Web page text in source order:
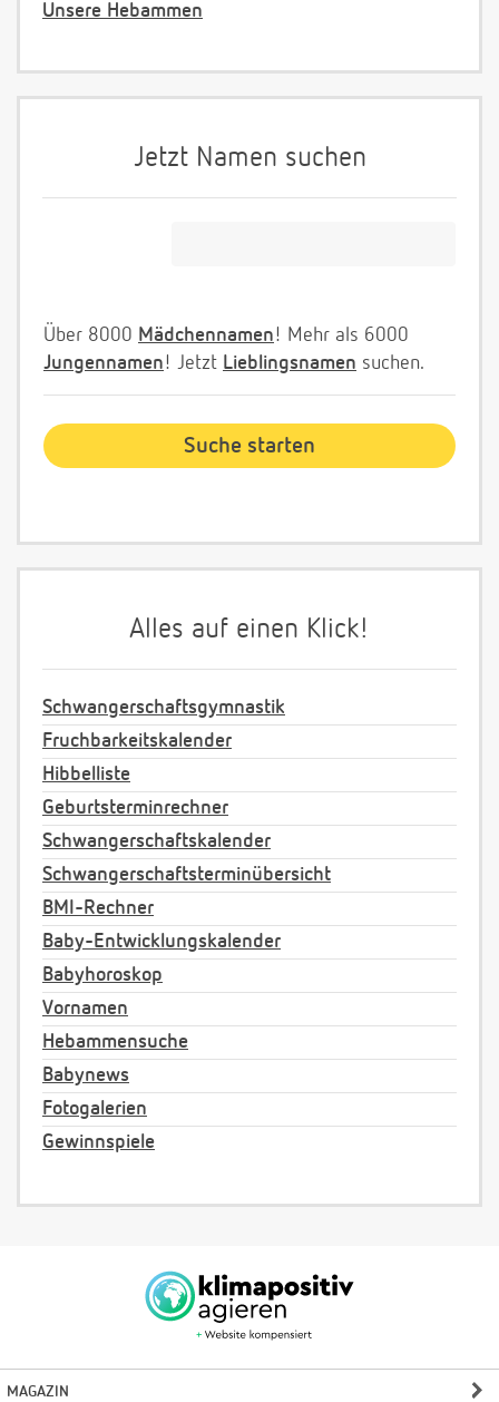
Unsere Hebammen
Jetzt Namen suchen
Über 8000 Mädchennamen! Mehr als 6000
Jungennamen! Jetzt Lieblingsnamen suchen.
Alles auf einen Klick!
Schwangerschaftsgymnastik
Fruchbarkeitskalender
Hibbelliste
Geburtsterminrechner
Schwangerschaftskalender
Schwangerschaftsterminübersicht
BMI-Rechner
Baby-Entwicklungskalender
Babyhoroskop
Vornamen
Hebammensuche
Babynews
Fotogalerien
Gewinnspiele
MAGAZIN